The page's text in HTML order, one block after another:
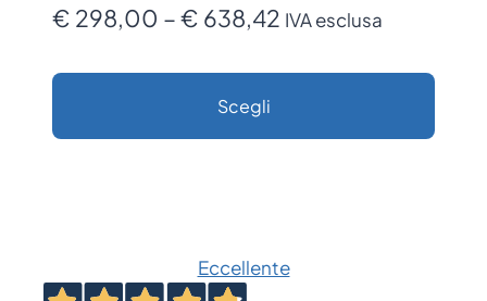
€ 298,00 –€ 638,42 Fascia
IVA esclusa
Scegli
Eccellente